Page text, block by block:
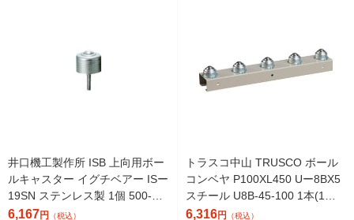
井口機工製作所 ISB 上向用ボー
ルキャスター イグチベアー ISー
19SN ステンレス製 1個 500-35
71（直送品）
6,167円 （税込）
トラスコ中山 TRUSCO ボール
コンベヤ P100XL450 Uー8BX5
スチール U8B-45-100 1本(1台)
512-3143（直送品）
6,316円 （税込）